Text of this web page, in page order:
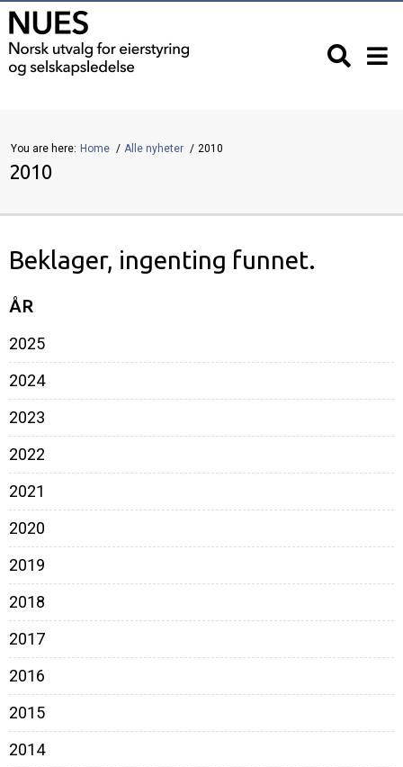
You are here: Home Alle nyheter 2010
2010
Beklager, ingenting funnet.
ÅR
2025
2024
2023
2022
2021
2020
2019
2018
2017
2016
2015
2014